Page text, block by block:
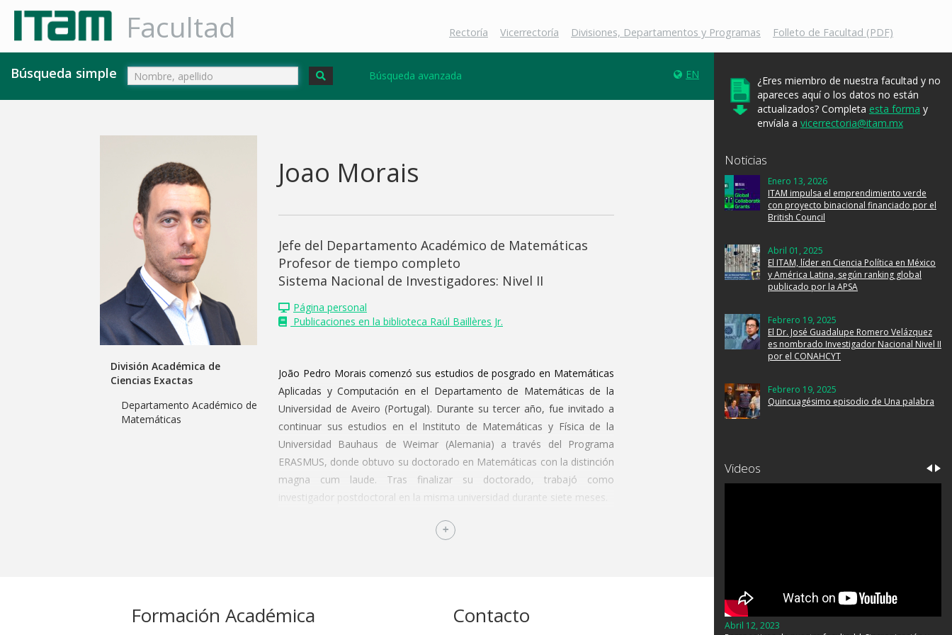
Facultad Rectoría Vicerrectoría Divisiones, Departamentos y Programas Folleto de Facultad (PDF)
EN
Búsqueda simple Búsqueda avanzada
División Académica de
Ciencias Exactas
Departamento Académico de
Matemáticas
Joao Morais
Jefe del Departamento Académico de Matemáticas
Profesor de tiempo completo
Sistema Nacional de Investigadores: Nivel II
Página personal
Publicaciones en la biblioteca Raúl Baillères Jr.
João Pedro Morais comenzó sus estudios de posgrado en Matemáticas
Aplicadas y Computación en el Departamento de Matemáticas de la
Universidad de Aveiro (Portugal). Durante su tercer año, fue invitado a
continuar sus estudios en el Instituto de Matemáticas y Física de la
Universidad Bauhaus de Weimar (Alemania) a través del Programa
ERASMUS, donde obtuvo su doctorado en Matemáticas con la distinción
magna cum laude. Tras finalizar su doctorado, trabajó como
investigador postdoctoral en la misma universidad durante siete meses.
En 2010, se unió al Instituto de Análisis Aplicado de la Universidad de
Freiberg (Alemania) como investigador postdoctoral, cargo que
largo de su carrera, ha impartido conferencias en más de 40
Formación Académica Contacto
¿Eres miembro de nuestra facultad y no
apareces aquí o los datos no están
actualizados? Completa esta forma y
envíala a vicerrectoria@itam.mx
Noticias
Enero 13, 2026
ITAM impulsa el emprendimiento verde
con proyecto binacional financiado por el
British Council
Abril 01, 2025
El ITAM, líder en Ciencia Política en México
y América Latina, según ranking global
publicado por la APSA
Febrero 19, 2025
El Dr. José Guadalupe Romero Velázquez
es nombrado Investigador Nacional Nivel II
por el CONAHCYT
Febrero 19, 2025
Quincuagésimo episodio de Una palabra
Videos
Abril 12, 2023